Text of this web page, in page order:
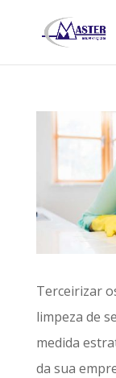
Terceirizar
limpeza de
medida
da sua